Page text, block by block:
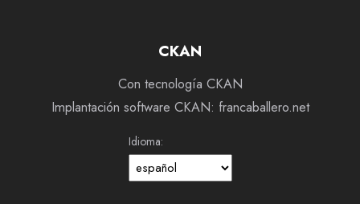
CKAN
Con tecnología CKAN
Implantación software CKAN: francaballero.net
Idioma